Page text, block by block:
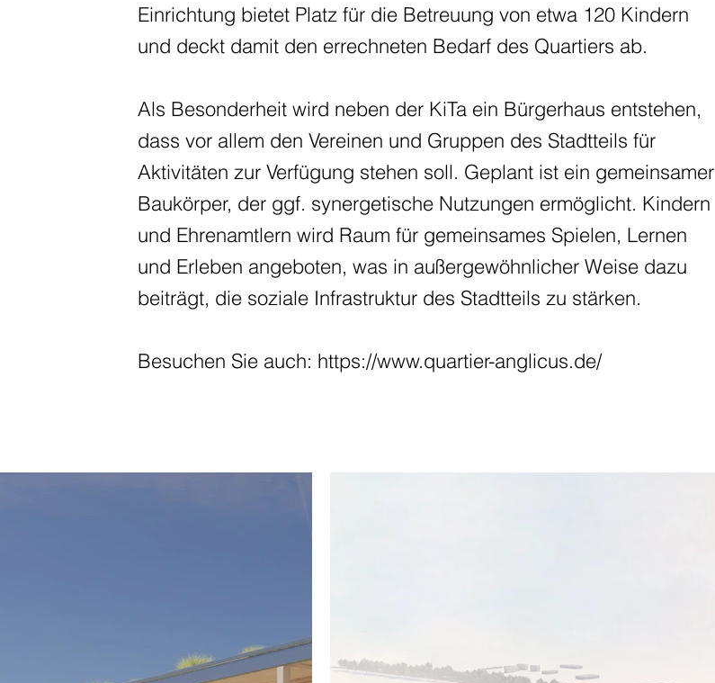
Einrichtung bietet Platz für die Betreuung von etwa 120 Kindern
und deckt damit den errechneten Bedarf des Quartiers ab.
Als Besonderheit wird neben der KiTa ein Bürgerhaus entstehen,
dass vor allem den Vereinen und Gruppen des Stadtteils für
Aktivitäten zur Verfügung stehen soll. Geplant ist ein gemeinsamer
Baukörper, der ggf. synergetische Nutzungen ermöglicht. Kindern
und Ehrenamtlern wird Raum für gemeinsames Spielen, Lernen
und Erleben angeboten, was in außergewöhnlicher Weise dazu
beiträgt, die soziale Infrastruktur des Stadtteils zu stärken.
Besuchen Sie auch: https://www.quartier-anglicus.de/